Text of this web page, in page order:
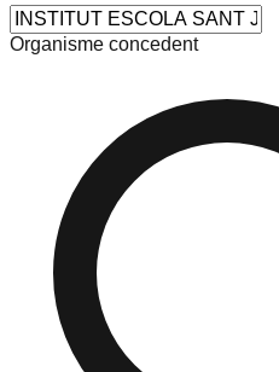
Organisme concedent